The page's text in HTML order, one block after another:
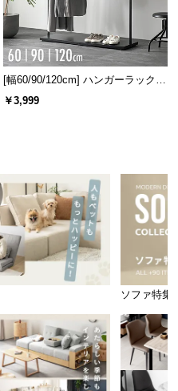
きるリモコン式。ソフ
操作することができま
対応
[幅60/90/120cm] ハンガーラック
スチール 4段階高さ調節 サイドフ
ック オープンラック シンプル
￥3,999
ソファ特集